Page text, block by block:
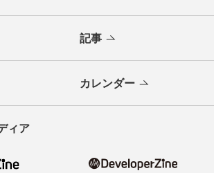
記事
カレンダー
ィア